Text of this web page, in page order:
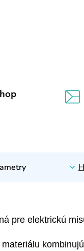
pre elektrickú